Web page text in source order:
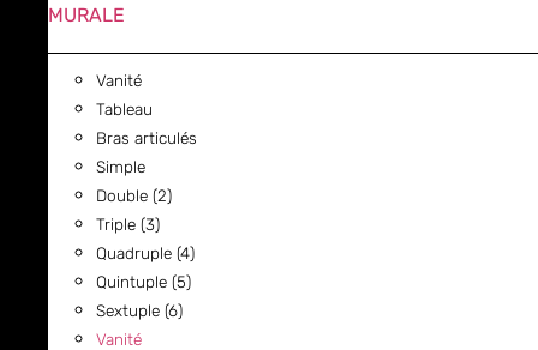
MURALE
Vanité
Tableau
Bras articulés
Simple
Double (2)
Triple (3)
Quadruple (4)
Quintuple (5)
Sextuple (6)
Vanité